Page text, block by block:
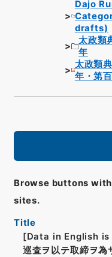
Dajo
drafts)
太政類
年
太政類
年・第
Browse buttons
sites.
Title
[Data in English
巡査ヲ以テ取締ヲ為